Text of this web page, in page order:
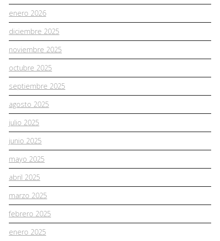
enero 2026
diciembre 2025
noviembre 2025
octubre 2025
septiembre 2025
agosto 2025
julio 2025
junio 2025
mayo 2025
abril 2025
marzo 2025
febrero 2025
enero 2025